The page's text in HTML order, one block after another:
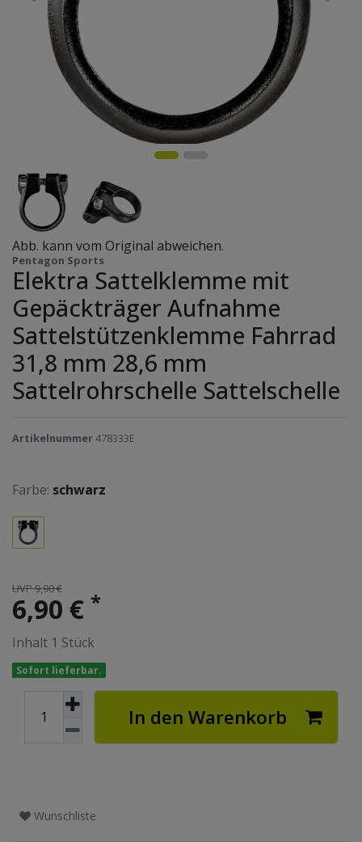
Abb. kann vom Original abweichen.
Pentagon Sports
Elektra Sattelklemme mit
Gepäckträger Aufnahme
Sattelstützenklemme Fahrrad
31,8 mm 28,6 mm
Sattelrohrschelle Sattelschelle
Artikelnummer478333E
Farbe: schwarz
UVP 9,90 €
6,90 € *
Inhalt 1 Stück
Sofort lieferbar.
In den Warenkorb
Wunschliste